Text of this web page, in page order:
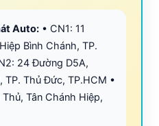
Auto: • CN1: 11
Bình Chánh, TP.
24 Đường D5A,
TP. Thủ Đức, TP.HCM •
Tân Chánh Hiệp,